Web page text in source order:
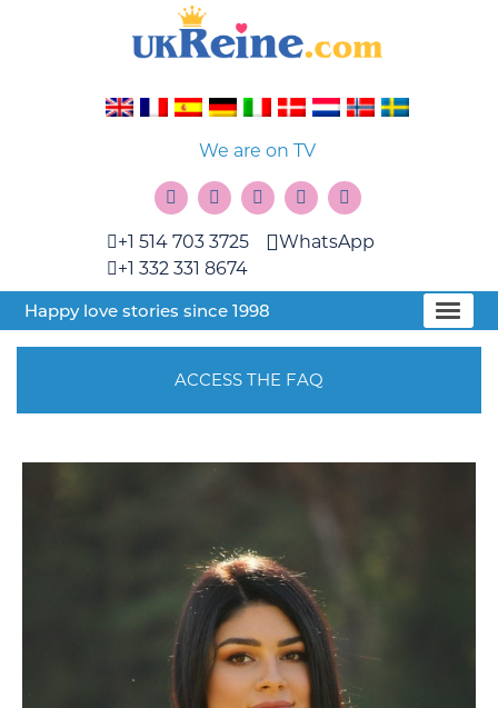
We are on TV
+1 514 703 3725
+1 332 331 8674
WhatsApp
Happy love stories since 1998
ACCESS THE FAQ